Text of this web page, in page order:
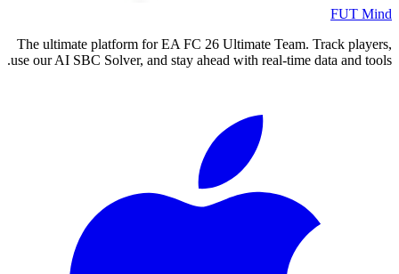
FUT Mind
The ultimate platform for EA FC 26 Ultimate Team. Track players,
use our AI SBC Solver, and stay ahead with real-time data and tools.